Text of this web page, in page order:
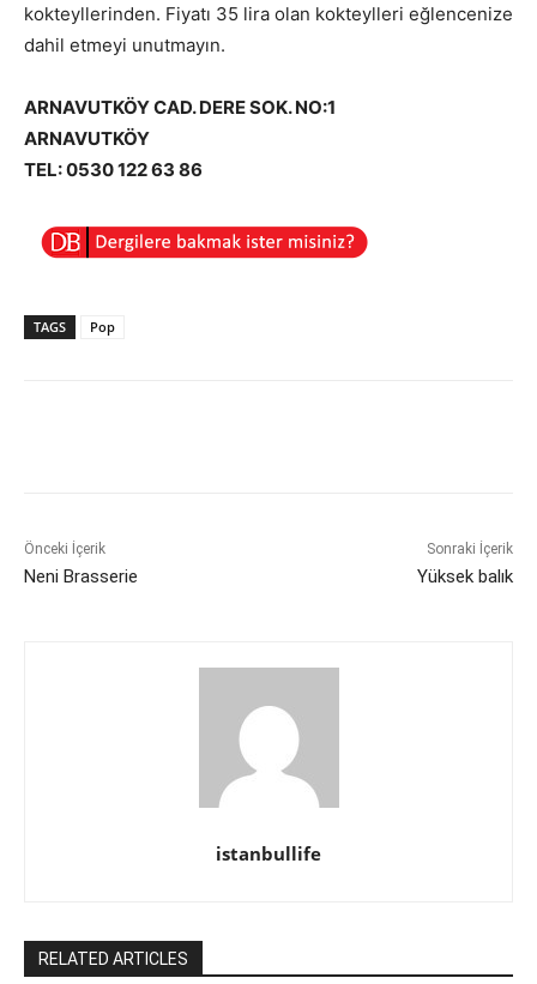
kokteyllerinden. Fiyatı 35 lira olan kokteylleri eğlencenize
dahil etmeyi unutmayın.
ARNAVUTKÖY CAD. DERE SOK. NO:1
ARNAVUTKÖY
TEL: 0530 122 63 86
TAGS Pop
Önceki İçerik
Neni Brasserie
Sonraki İçerik
Yüksek balık
istanbullife
RELATED ARTICLES